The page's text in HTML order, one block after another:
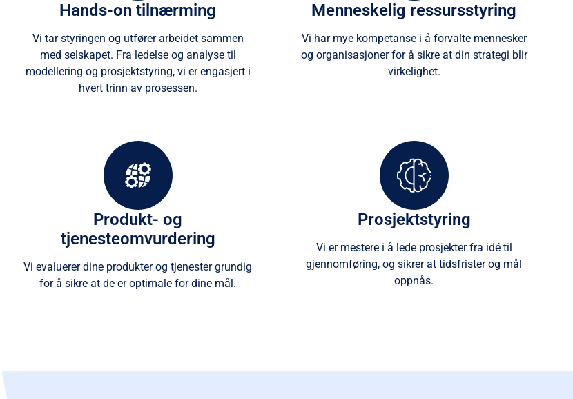
Hands-on tilnærming
Vi tar styringen og utfører arbeidet sammen
med selskapet. Fra ledelse og analyse til
modellering og prosjektstyring, vi er engasjert i
hvert trinn av prosessen.
Menneskelig ressursstyring
Vi har mye kompetanse i å forvalte mennesker
og organisasjoner for å sikre at din strategi blir
virkelighet.
Produkt- og
tjenesteomvurdering
Vi evaluerer dine produkter og tjenester grundig
for å sikre at de er optimale for dine mål.
Prosjektstyring
Vi er mestere i å lede prosjekter fra idé til
gjennomføring, og sikrer at tidsfrister og mål
oppnås.